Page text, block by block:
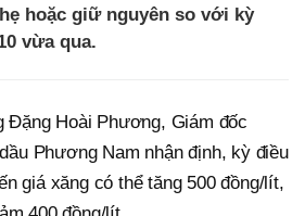
hoặc giữ nguyên so với kỳ
vừa qua.
Đặng Hoài Phương, Giám đốc
Phương Nam nhận định, kỳ điều
giá xăng có thể tăng 500 đồng/lít,